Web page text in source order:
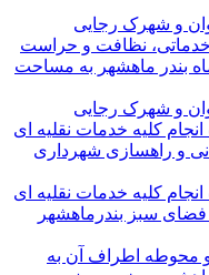
و شهرک رجایی
نظافت و حراست
بندر ماهشهر به مساحت
و شهرک رجایی
و راهسازی شهرداری
سبز بندرماهشهر
محوطه اطراف آن به